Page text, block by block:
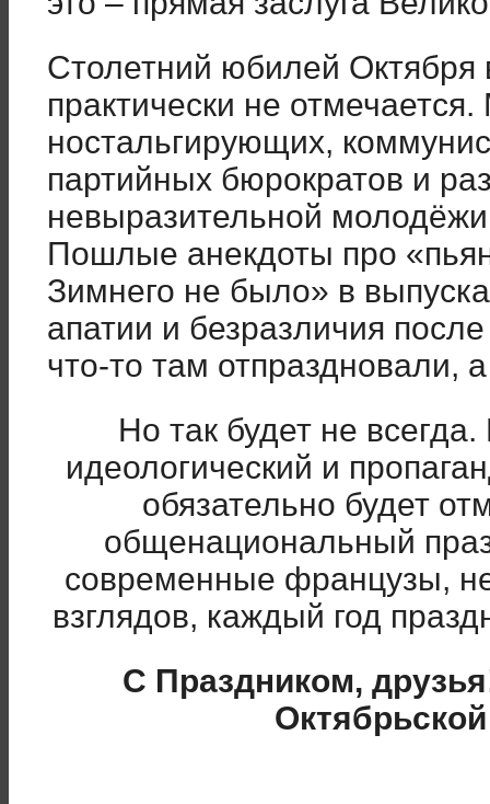
Столетний юбилей Октября
практически не
ностальгирующих,
партийных бюрократов и
невыразительной
Пошлые анекдоты про
Зимнего не было» в
апатии и безразличия
что-то там отпраздновали,
Но так будет не
идеологический и
обязательно будет
общенациональный
современные французы,
взглядов, каждый год
С Праздником,